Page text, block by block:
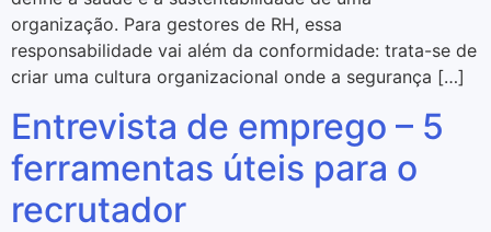
organização. Para gestores de RH, essa
responsabilidade vai além da conformidade: trata-se de
criar uma cultura organizacional onde a segurança […]
Entrevista de emprego – 5
ferramentas úteis para o
recrutador